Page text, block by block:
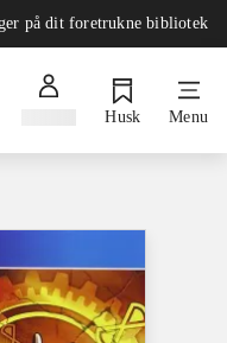
på dit foretrukne bibliotek
Husk Menu